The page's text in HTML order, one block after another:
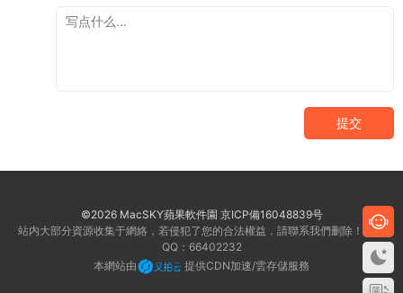
提交
©2026 MacSKY蘋果軟件園 京ICP備16048839号
站内大部分資源收集于網絡，若侵犯了您的合法權益，請聯系我們删除！客服
QQ：66402232
本網站由
提供CDN加速/雲存儲服務